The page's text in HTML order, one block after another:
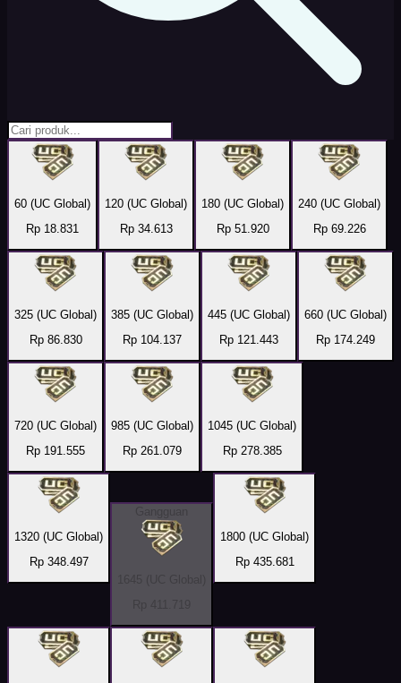
60 (UC Global)
Rp 18.831
120 (UC Global)
Rp 34.613
180 (UC Global)
Rp 51.920
240 (UC Global)
Rp 69.226
325 (UC Global)
Rp 86.830
385 (UC Global)
Rp 104.137
445 (UC Global)
Rp 121.443
660 (UC Global)
Rp 174.249
720 (UC Global)
Rp 191.555
985 (UC Global)
Rp 261.079
1045 (UC Global)
Rp 278.385
1320 (UC Global)
Rp 348.497
1800 (UC Global)
Rp 435.681